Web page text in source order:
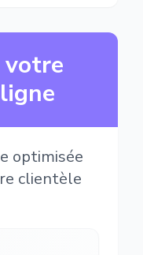
votre
optimisée
clientèle